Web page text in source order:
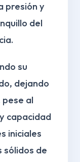
presión y
del
su
dejando
pese al
capacidad
iniciales
sólidos de